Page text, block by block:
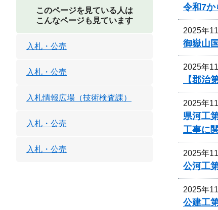
令和7か
2025年
御嶽山
2025年
【郡治
2025年
県河工
工事に
2025年
公河工
2025年
公建工
このページを見ている人は
こんなページも見ています
入札・公売
入札・公売
入札情報広場（技術検査課）
入札・公売
入札・公売